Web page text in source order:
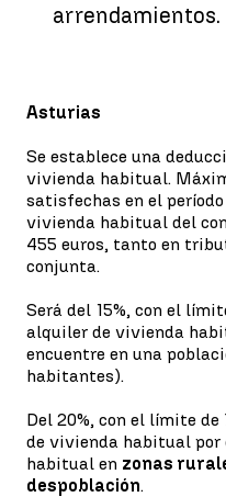
arrendamientos.
Asturias
Se establece una
vivienda habitual.
satisfechas en el
vivienda habitual del
455 euros, tanto en
conjunta.
Será del 15%, con el
alquiler de vivienda
encuentre en una
habitantes).
Del 20%, con el límite
de vivienda habitual por
habitual en zonas
despoblación.